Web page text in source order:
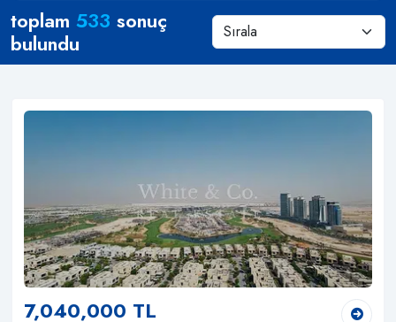
toplam 533 sonuç
bulundu
7,040,000 TL